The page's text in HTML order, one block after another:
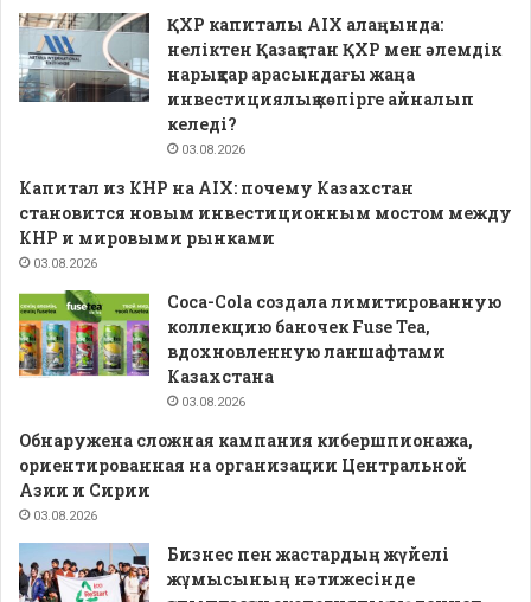
ҚХР капиталы AIX алаңында:
неліктен Қазақстан ҚХР мен әлемдік
нарықтар арасындағы жаңа
инвестициялық көпірге айналып
келеді?
03.08.2026
Капитал из КНР на AIX: почему Казахстан
становится новым инвестиционным мостом между
КНР и мировыми рынками
03.08.2026
Coca-Cola создала лимитированную
коллекцию баночек Fuse Tea,
вдохновленную ланшафтами
Казахстана
03.08.2026
Обнаружена сложная кампания кибершпионажа,
ориентированная на организации Центральной
Азии и Сирии
03.08.2026
Бизнес пен жастардың жүйелі
жұмысының нәтижесінде